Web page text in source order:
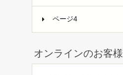
ページ4
オンラインのお客様